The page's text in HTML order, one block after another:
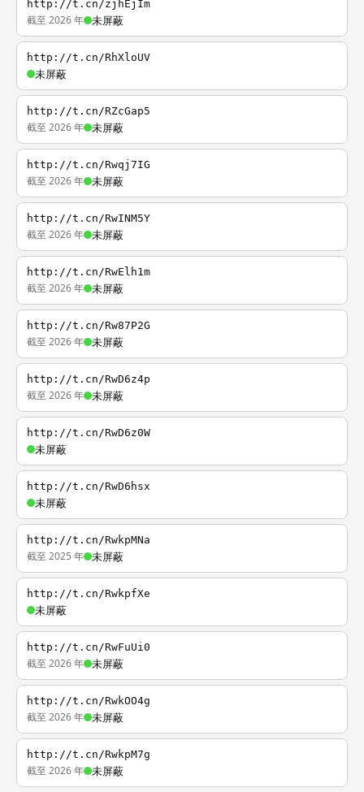
http://t.cn/zjhEjIm
截至 2026 年 未屏蔽
http://t.cn/RhXloUV
未屏蔽
http://t.cn/RZcGap5
截至 2026 年 未屏蔽
http://t.cn/Rwqj7IG
截至 2026 年 未屏蔽
http://t.cn/RwINM5Y
截至 2026 年 未屏蔽
http://t.cn/RwElh1m
截至 2026 年 未屏蔽
http://t.cn/Rw87P2G
截至 2026 年 未屏蔽
http://t.cn/RwD6z4p
截至 2026 年 未屏蔽
http://t.cn/RwD6z0W
未屏蔽
http://t.cn/RwD6hsx
未屏蔽
http://t.cn/RwkpMNa
截至 2025 年 未屏蔽
http://t.cn/RwkpfXe
未屏蔽
http://t.cn/RwFuUi0
截至 2026 年 未屏蔽
http://t.cn/RwkOO4g
截至 2026 年 未屏蔽
http://t.cn/RwkpM7g
截至 2026 年 未屏蔽